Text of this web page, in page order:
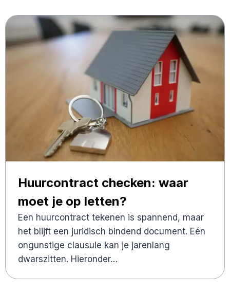
Huurcontract checken: waar
moet je op letten?
Een huurcontract tekenen is spannend, maar
het blijft een juridisch bindend document. Eén
ongunstige clausule kan je jarenlang
dwarszitten. Hieronder…